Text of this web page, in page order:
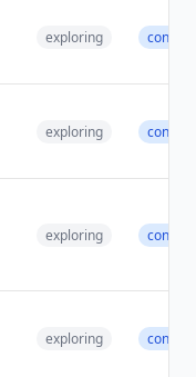
exploring
exploring
exploring
exploring